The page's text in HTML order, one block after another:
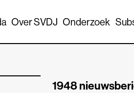
Over SVDJ Onderzoek
1948